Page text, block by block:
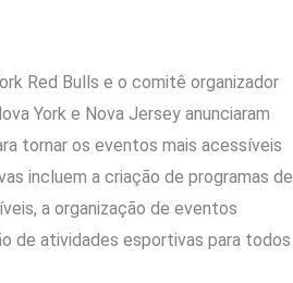
Red Bulls e o comitê organizador
York e Nova Jersey anunciaram
tornar os eventos mais acessíveis
incluem a criação de programas de
a organização de eventos
de atividades esportivas para todos